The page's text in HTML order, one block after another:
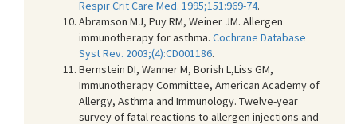
Respir Crit Care Med. 1995;151:969-74.
Abramson MJ, Puy RM, Weiner JM. Allergen
immunotherapy for asthma. Cochrane Database
Syst Rev. 2003;(4):CD001186.
Bernstein DI, Wanner M, Borish L,Liss GM,
Immunotherapy Committee, American Academy of
Allergy, Asthma and Immunology. Twelve-year
survey of fatal reactions to allergen injections and